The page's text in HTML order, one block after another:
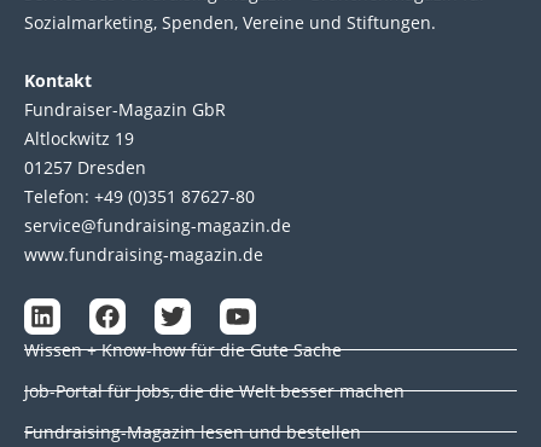
Sozial­marke­ting, Spen­den, Ver­eine und Stif­tun­gen.
Kontakt
Fundraiser-Magazin GbR
Altlockwitz 19
01257 Dresden
Telefon: +49 (0)351 87627-80
service@fundraising-magazin.de
www.fundraising-magazin.de
L
i
n
k
e
d
F
a
c
e
b
o
T
w
i
t
e
Y
o
u
t
u
b
Wissen + Know-how für die Gute Sache
Job-Portal für Jobs, die die Welt besser machen
Fundraising-Magazin lesen und bestellen